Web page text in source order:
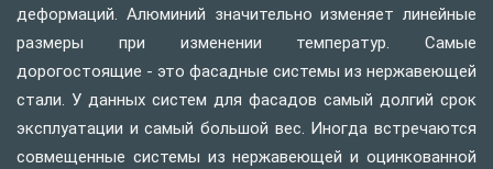
деформаций. Алюминий значительно изменяет линейные
размеры при изменении температур. Самые
дорогостоящие - это фасадные системы из нержавеющей
стали. У данных систем для фасадов самый долгий срок
эксплуатации и самый большой вес. Иногда встречаются
совмещенные системы из нержавеющей и оцинкованной